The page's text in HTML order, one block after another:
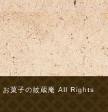
菓子の紋蔵庵 All Rights